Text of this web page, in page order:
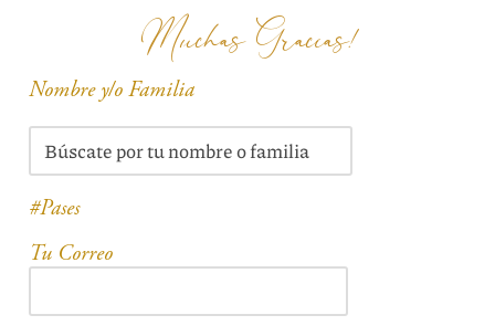
Muchas Gracias!
Nombre y/o Familia
#Pases
Tu Correo